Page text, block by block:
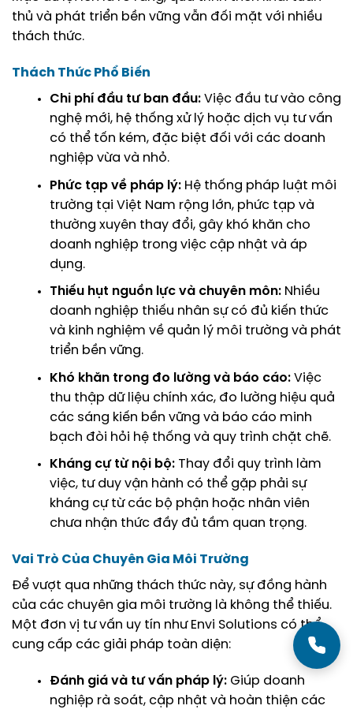
thủ và phát triển bền vững vẫn đối mặt với nhiều
thách thức.
Thách Thức Phổ Biến
Chi phí đầu tư ban đầu: Việc đầu tư vào công
nghệ mới, hệ thống xử lý hoặc dịch vụ tư vấn
có thể tốn kém, đặc biệt đối với các doanh
nghiệp vừa và nhỏ.
Phức tạp về pháp lý: Hệ thống pháp luật môi
trường tại Việt Nam rộng lớn, phức tạp và
thường xuyên thay đổi, gây khó khăn cho
doanh nghiệp trong việc cập nhật và áp
dụng.
Thiếu hụt nguồn lực và chuyên môn: Nhiều
doanh nghiệp thiếu nhân sự có đủ kiến thức
và kinh nghiệm về quản lý môi trường và phát
triển bền vững.
Khó khăn trong đo lường và báo cáo: Việc
thu thập dữ liệu chính xác, đo lường hiệu quả
các sáng kiến bền vững và báo cáo minh
bạch đòi hỏi hệ thống và quy trình chặt chẽ.
Kháng cự từ nội bộ: Thay đổi quy trình làm
việc, tư duy vận hành có thể gặp phải sự
kháng cự từ các bộ phận hoặc nhân viên
chưa nhận thức đầy đủ tầm quan trọng.
Vai Trò Của Chuyên Gia Môi Trường
Để vượt qua những thách thức này, sự đồng hành
của các chuyên gia môi trường là không thể thiếu.
Một đơn vị tư vấn uy tín như Envi Solutions có thể
cung cấp các giải pháp toàn diện:
Đánh giá và tư vấn pháp lý: Giúp doanh
nghiệp rà soát, cập nhật và hoàn thiện các